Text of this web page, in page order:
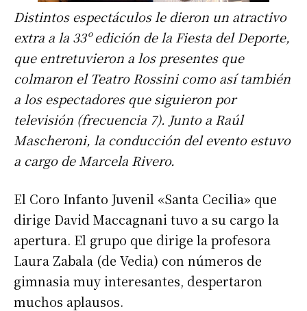
Distintos espectáculos le dieron un atractivo
extra a la 33º edición de la Fiesta del Deporte,
que entretuvieron a los presentes que
colmaron el Teatro Rossini como así también
a los espectadores que siguieron por
televisión (frecuencia 7). Junto a Raúl
Mascheroni, la conducción del evento estuvo
a cargo de Marcela Rivero.
El Coro Infanto Juvenil «Santa Cecilia» que
dirige David Maccagnani tuvo a su cargo la
apertura. El grupo que dirige la profesora
Laura Zabala (de Vedia) con números de
gimnasia muy interesantes, despertaron
muchos aplausos.